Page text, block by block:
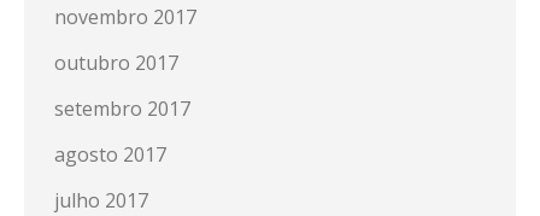
novembro 2017
outubro 2017
setembro 2017
agosto 2017
julho 2017